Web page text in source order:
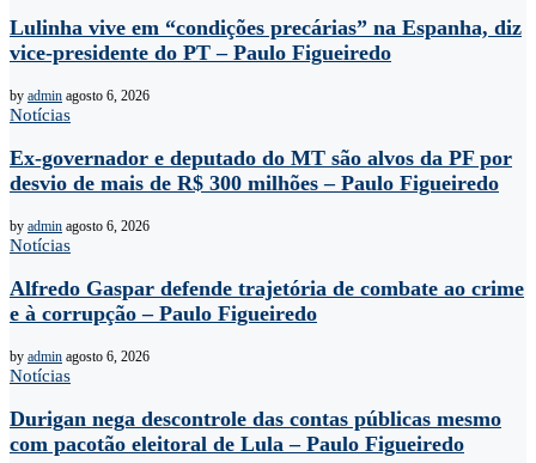
Lulinha vive em “condições precárias” na Espanha, diz
vice-presidente do PT – Paulo Figueiredo
by admin agosto 6, 2026
Notícias
Ex-governador e deputado do MT são alvos da PF por
desvio de mais de R$ 300 milhões – Paulo Figueiredo
by admin agosto 6, 2026
Notícias
Alfredo Gaspar defende trajetória de combate ao crime
e à corrupção – Paulo Figueiredo
by admin agosto 6, 2026
Notícias
Durigan nega descontrole das contas públicas mesmo
com pacotão eleitoral de Lula – Paulo Figueiredo